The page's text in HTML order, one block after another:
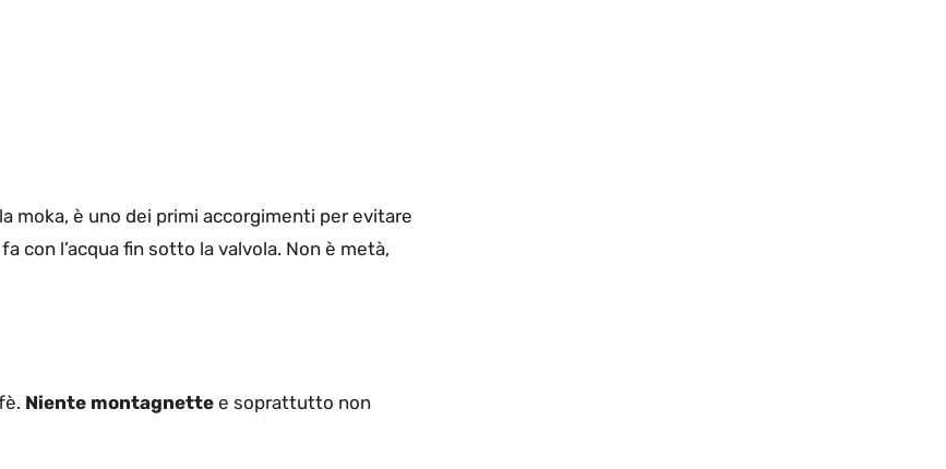
moka, è uno dei primi accorgimenti per evitare
con l’acqua fin sotto la valvola. Non è metà,
Niente montagnette e soprattutto non